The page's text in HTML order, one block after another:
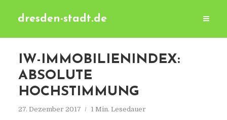
dresden-stadt.de
IW-IMMOBILIENINDEX:
ABSOLUTE
HOCHSTIMMUNG
27. Dezember 2017 1 Min. Lesedauer